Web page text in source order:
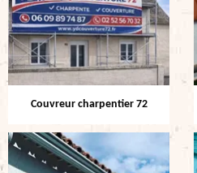
Couvreur charpentier 72